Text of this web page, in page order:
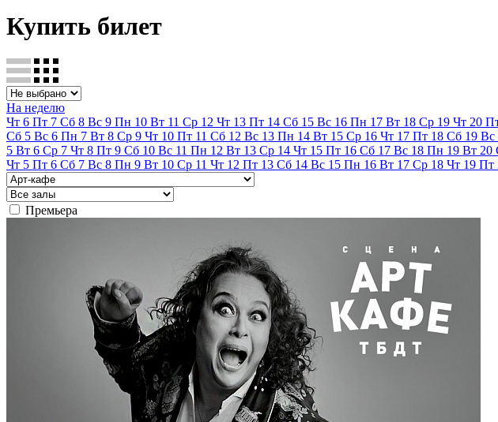
Купить билет
На неделю
Чт 6 Пт 7 Сб 8 Вс 9 Пн 10 Вт 11 Ср 12 Чт 13 Пт 14 Сб 15 Вс 16 Пн 17 Вт 18 Ср 19 Чт 20
Сб 5 Вс 6 Пн 7 Вт 8 Ср 9 Чт 10 Пт 11 Сб 12 Вс 13 Пн 14 Вт 15 Ср 16 Чт 17 Пт 18 Сб 19 Вс
5 Вт 6 Ср 7 Чт 8 Пт 9 Сб 10 Вс 11 Пн 12 Вт 13 Ср 14 Чт 15 Пт 16 Сб 17 Вс 18 Пн 19 Вт 20
Чт 5 Пт 6 Сб 7 Вс 8 Пн 9 Вт 10 Ср 11 Чт 12 Пт 13 Сб 14 Вс 15 Пн 16 Вт 17 Ср 18 Чт 19 Пт
Премьера